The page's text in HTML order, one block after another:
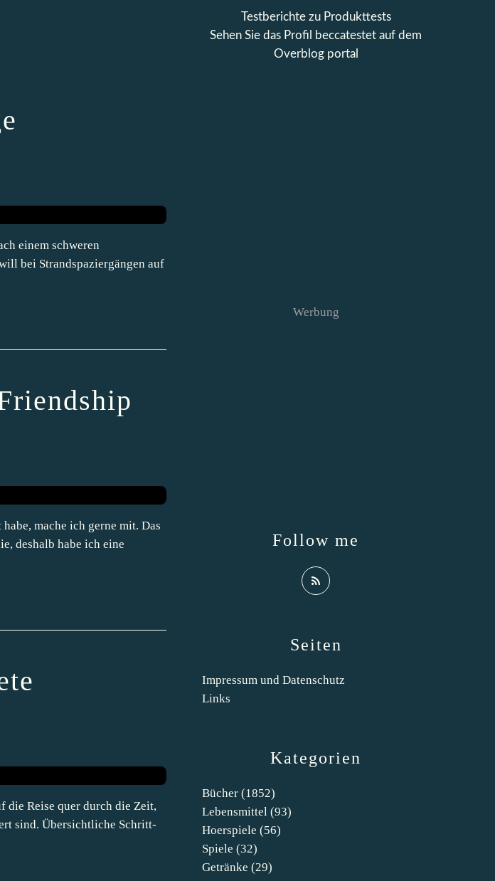
einem schweren
bei Strandspaziergängen auf
mache ich gerne mit. Das
deshalb habe ich eine
die Reise quer durch die Zeit,
sind. Übersichtliche Schritt-
Kategorien
Bücher (1852)
Lebensmittel (93)
Hoerspiele (56)
Spiele (32)
Getränke (29)
Seiten
Impressum und Datenschutz
Links
Testberichte zu Produkttests
Sehen Sie das Profil
beccatestet auf dem
Overblog portal
Follow me
Werbung